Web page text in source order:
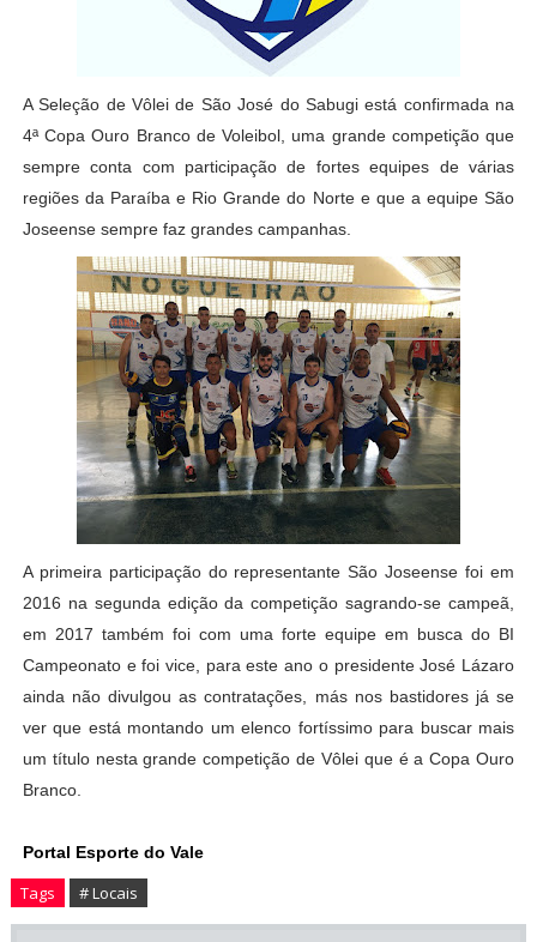
A Seleção de Vôlei de São José do Sabugi está confirmada na
4ª Copa Ouro Branco de Voleibol, uma grande competição que
sempre conta com participação de fortes equipes de várias
regiões da Paraíba e Rio Grande do Norte e que a equipe São
Joseense sempre faz grandes campanhas.
A primeira participação do representante São Joseense foi em
2016 na segunda edição da competição sagrando-se campeã,
em 2017 também foi com uma forte equipe em busca do BI
Campeonato e foi vice, para este ano o presidente José Lázaro
ainda não divulgou as contratações, más nos bastidores já se
ver que está montando um elenco fortíssimo para buscar mais
um título nesta grande competição de Vôlei que é a Copa Ouro
Branco.
Portal Esporte do Vale
Tags # Locais